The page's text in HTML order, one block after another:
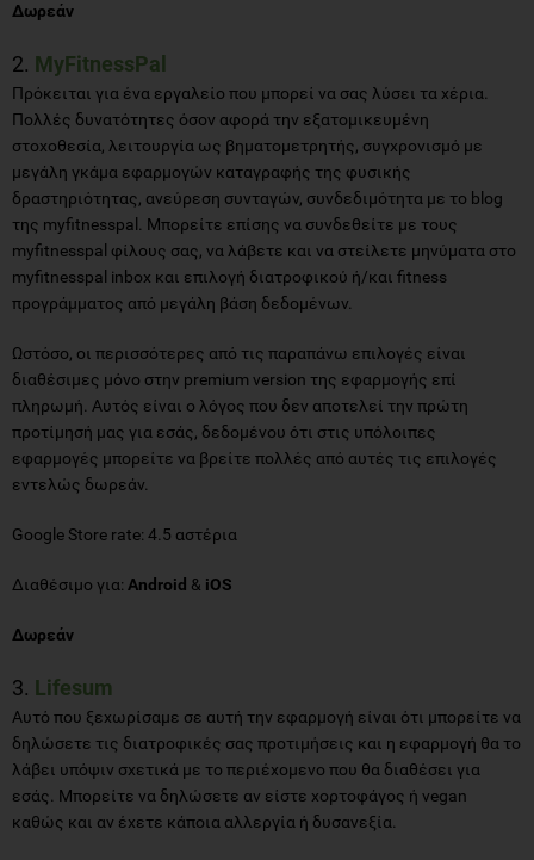
Δωρεάν
2. MyFitnessPal
Πρόκειται για ένα εργαλείο που μπορεί να σας λύσει τα χέρια.
Πολλές δυνατότητες όσον αφορά την εξατομικευμένη
στοχοθεσία, λειτουργία ως βηματομετρητής, συγχρονισμό με
μεγάλη γκάμα εφαρμογών καταγραφής της φυσικής
δραστηριότητας, ανεύρεση συνταγών, συνδεδιμότητα με το blog
της myfitnesspal. Μπορείτε επίσης να συνδεθείτε με τους
myfitnesspal φίλους σας, να λάβετε και να στείλετε μηνύματα στο
myfitnesspal inbox και επιλογή διατροφικού ή/και fitness
προγράμματος από μεγάλη βάση δεδομένων.
Ωστόσο, οι περισσότερες από τις παραπάνω επιλογές είναι
διαθέσιμες μόνο στην premium version της εφαρμογής επί
πληρωμή. Αυτός είναι ο λόγος που δεν αποτελεί την πρώτη
προτίμησή μας για εσάς, δεδομένου ότι στις υπόλοιπες
εφαρμογές μπορείτε να βρείτε πολλές από αυτές τις επιλογές
εντελώς δωρεάν.
Google Store rate: 4.5 αστέρια
Διαθέσιμο για: Android & iOS
Δωρεάν
3. Lifesum
Αυτό που ξεχωρίσαμε σε αυτή την εφαρμογή είναι ότι μπορείτε να
δηλώσετε τις διατροφικές σας προτιμήσεις και η εφαρμογή θα το
λάβει υπόψιν σχετικά με το περιέχομενο που θα διαθέσει για
εσάς. Μπορείτε να δηλώσετε αν είστε χορτοφάγος ή vegan
καθώς και αν έχετε κάποια αλλεργία ή δυσανεξία.